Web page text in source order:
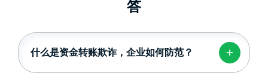
答
什么是资金转账欺诈，企业如何防范？